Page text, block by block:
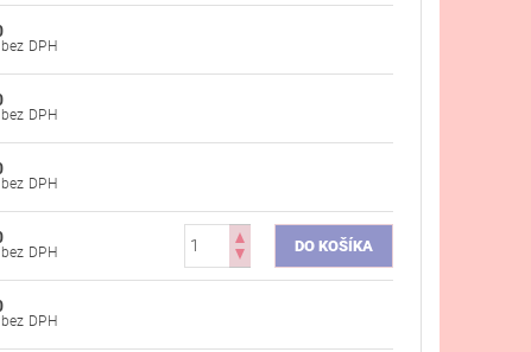
€43,82 bez DPH
€43,82 bez DPH
€43,82 bez DPH
€43,82 bez DPH
€43,82 bez DPH